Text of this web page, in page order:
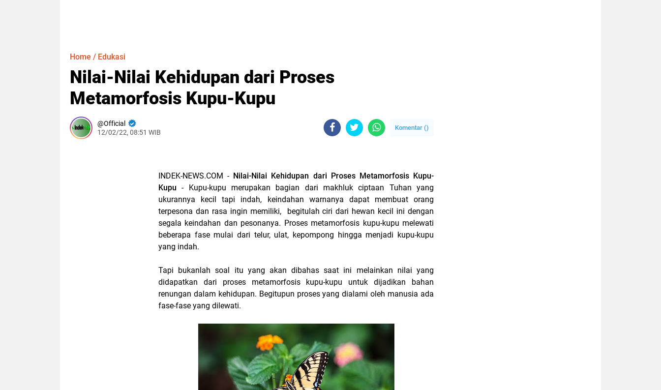
Home / Edukasi
Nilai-Nilai Kehidupan dari Proses
Metamorfosis Kupu-Kupu
Official
12/02/22, 08:51 WIB
Komentar ()
INDEK-NEWS.COM - Nilai-Nilai Kehidupan dari Proses Metamorfosis Kupu-
Kupu - Kupu-kupu merupakan bagian dari makhluk ciptaan Tuhan yang
ukurannya kecil tapi indah, keindahan warnanya dapat membuat orang
terpesona dan rasa ingin memiliki, begitulah ciri dari hewan kecil ini dengan
segala keindahan dan pesonanya. Proses metamorfosis kupu-kupu melewati
beberapa fase mulai dari telur, ulat, kepompong hingga menjadi kupu-kupu
yang indah.
Tapi bukanlah soal itu yang akan dibahas saat ini melainkan nilai yang
didapatkan dari proses metamorfosis kupu-kupu untuk dijadikan bahan
renungan dalam kehidupan. Begitupun proses yang dialami oleh manusia ada
fase-fase yang dilewati.